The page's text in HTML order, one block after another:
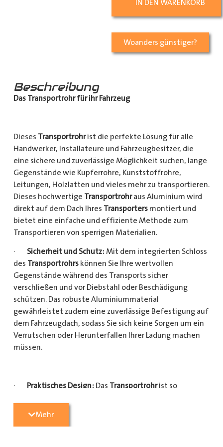
IN DEN WARENKORB
Woanders günstiger?
Beschreibung
Das Transportrohr für ihr Fahrzeug
Dieses Transportrohrist die perfekte Lösung für alle
Handwerker, Installateure und Fahrzeugbesitzer, die
eine sichere und zuverlässige Möglichkeit suchen, lange
Gegenstände wie Kupferrohre, Kunststoffrohre,
Leitungen, Holzlatten und vieles mehr zu transportieren.
Dieses hochwertige Transportrohraus Aluminium wird
direkt auf dem Dach Ihres Transportersmontiert und
bietet eine einfache und effiziente Methode zum
Transportieren von sperrigen Materialien.
· Sicherheit und Schutz: Mit dem integrierten Schloss
des Transportrohrskönnen Sie Ihre wertvollen
Gegenstände während des Transports sicher
verschließen und vor Diebstahl oder Beschädigung
schützen. Das robuste Aluminiummaterial
gewährleistet zudem eine zuverlässige Befestigung auf
dem Fahrzeugdach, sodass Sie sich keine Sorgen um ein
Verrutschen oder Herunterfallen Ihrer Ladung machen
müssen.
· Praktisches Design: Das Transportrohrist so
Gegenständen sicher und einfach transportieren kann
Mehr